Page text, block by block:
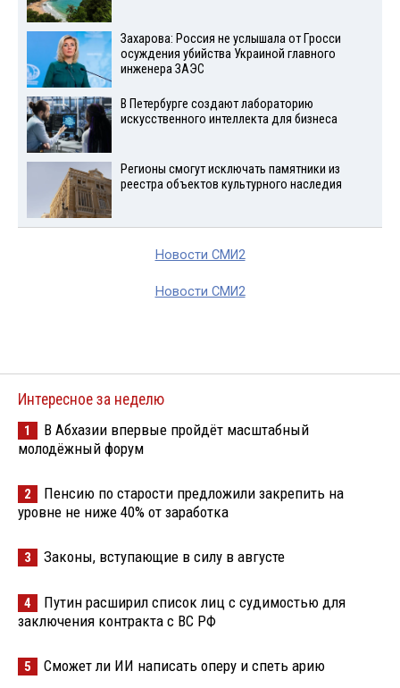
Захарова: Россия не услышала от Гросси
осуждения убийства Украиной главного
инженера ЗАЭС
В Петербурге создают лабораторию
искусственного интеллекта для бизнеса
Регионы смогут исключать памятники из
реестра объектов культурного наследия
Новости СМИ2
Новости СМИ2
Интересное за неделю
1
В Абхазии впервые пройдёт масштабный
молодёжный форум
2
Пенсию по старости предложили закрепить на
уровне не ниже 40% от заработка
3 Законы, вступающие в силу в августе
4
Путин расширил список лиц с судимостью для
заключения контракта с ВС РФ
5 Сможет ли ИИ написать оперу и спеть арию